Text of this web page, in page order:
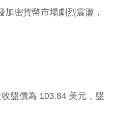
密貨幣市場劇烈震盪，
盤價為 103.84 美元，盤